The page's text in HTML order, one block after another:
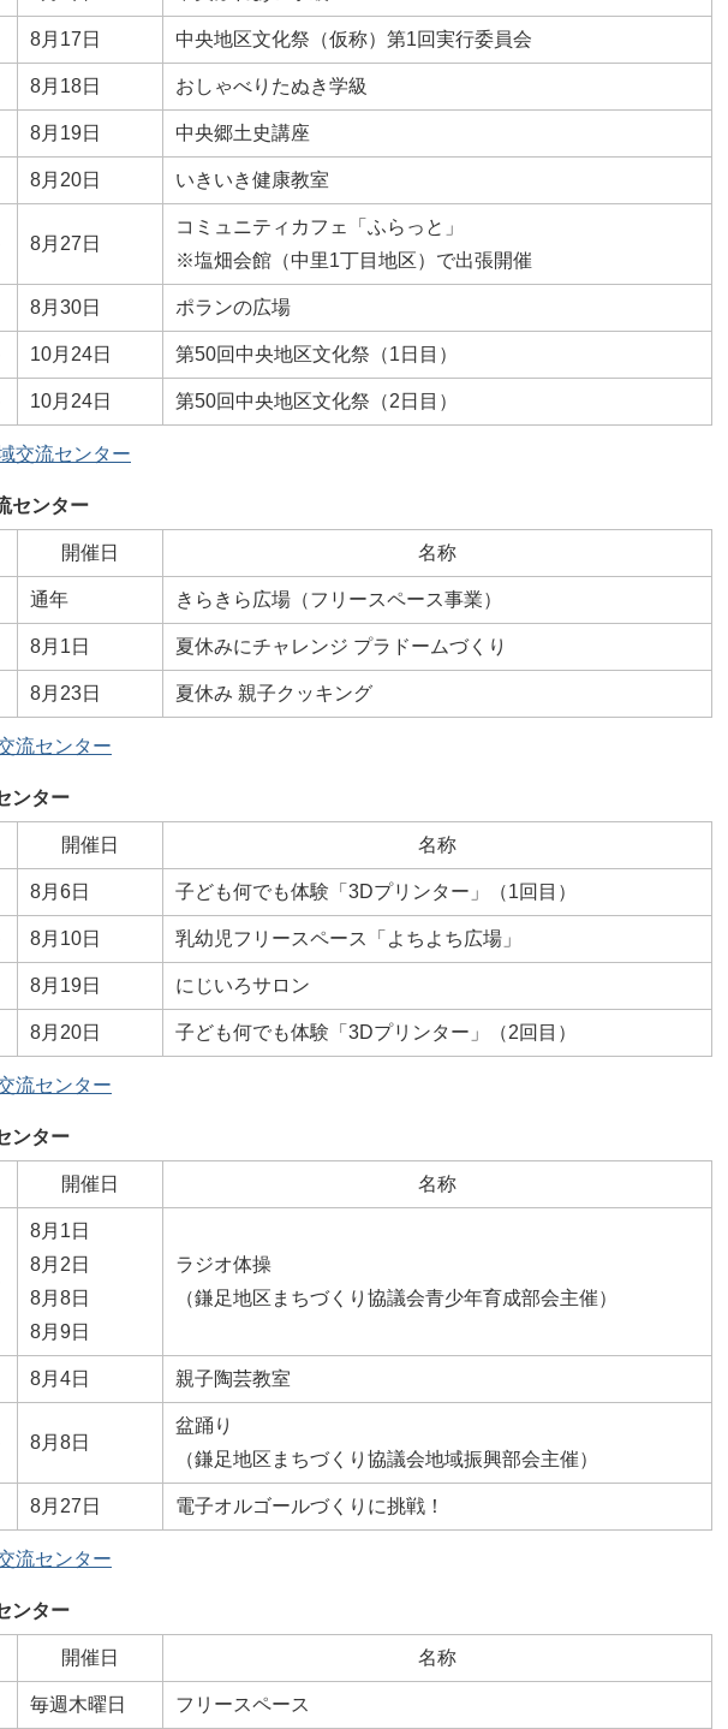
8月17日 中央地区文化祭（仮称）第1回実行委員会
8月18日 おしゃべりたぬき学級
8月19日 中央郷土史講座
8月20日 いきいき健康教室
8月27日
コミュニティカフェ「ふらっと」
※塩畑会館（中里1丁目地区）で出張開催
8月30日 ポランの広場
10月24日 第50回中央地区文化祭（1日目）
10月24日 第50回中央地区文化祭（2日目）
交流センター
センター
開催日 名称
通年 きらきら広場（フリースペース事業）
8月1日 夏休みにチャレンジ プラドームづくり
8月23日 夏休み 親子クッキング
流センター
ンター
開催日 名称
8月6日 子ども何でも体験「3Dプリンター」（1回目）
8月10日 乳幼児フリースペース「よちよち広場」
8月19日 にじいろサロン
8月20日 子ども何でも体験「3Dプリンター」（2回目）
流センター
ンター
開催日 名称
8月1日
8月2日
8月8日
8月9日
ラジオ体操
（鎌足地区まちづくり協議会青少年育成部会主催）
8月4日 親子陶芸教室
8月8日
盆踊り
（鎌足地区まちづくり協議会地域振興部会主催）
8月27日 電子オルゴールづくりに挑戦！
流センター
ンター
開催日 名称
毎週木曜日 フリースペース